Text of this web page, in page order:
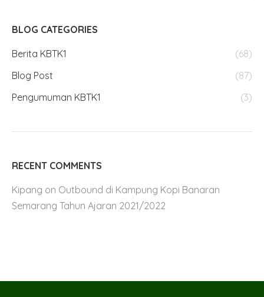
BLOG CATEGORIES
Berita KBTK1
(68)
Blog Post
(87)
Pengumuman KBTK1
(3)
RECENT COMMENTS
Kipang on Outbound di Kampung Kopi Banaran
Semarang Tahun Ajaran 2021/2022